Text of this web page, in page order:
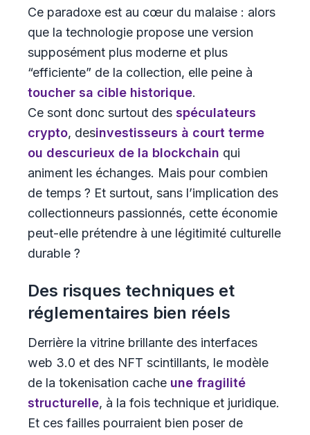
Ce paradoxe est au cœur du malaise : alors
que la technologie propose une version
supposément plus moderne et plus
“efficiente” de la collection, elle peine à
toucher sa cible historique.
Ce sont donc surtout des spéculateurs
crypto, desinvestisseurs à court terme
ou descurieux de la blockchain qui
animent les échanges. Mais pour combien
de temps ? Et surtout, sans l’implication des
collectionneurs passionnés, cette économie
peut-elle prétendre à une légitimité culturelle
durable ?
Des risques techniques et
réglementaires bien réels
Derrière la vitrine brillante des interfaces
web 3.0 et des NFT scintillants, le modèle
de la tokenisation cache une fragilité
structurelle, à la fois technique et juridique.
Et ces failles pourraient bien poser de